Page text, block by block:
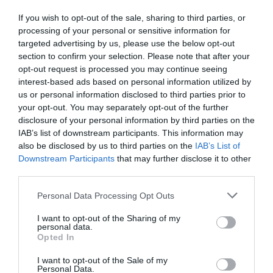
If you wish to opt-out of the sale, sharing to third parties, or
processing of your personal or sensitive information for
targeted advertising by us, please use the below opt-out
section to confirm your selection. Please note that after your
opt-out request is processed you may continue seeing
interest-based ads based on personal information utilized by
us or personal information disclosed to third parties prior to
your opt-out. You may separately opt-out of the further
disclosure of your personal information by third parties on the
IAB’s list of downstream participants. This information may
also be disclosed by us to third parties on the IAB’s List of
Downstream Participants that may further disclose it to other
Please note that this website/app uses one or more Google
not limited to your visit or usage behaviour. You may click to
grant or deny consent to Google and its third-party tags to
use your data for below specified purposes in below Google
consent section.
Personal Data Processing Opt Outs
I want to opt-out of the Sharing of my
personal data.
Opted In
I want to opt-out of the Sale of my
Personal Data.
Magyar Péter szerint ki kell vizsgálni az
esetleges orosz beavatkozásokat a választási
kampányban, valamint a titkosszolgálatok
működését is át kell tekinteni. Úgy fogalmazott:
az elmúlt években sok tapasztalt szakember
hagyta el a szolgálatokat, ezért szükség lenne
a rendszer megerősítésére és a nemzetközi
bizalom helyreállítására.
A beszélgetés végén a miniszterelnök arról
beszélt, hogy továbbra is rendszeresen kíván
interjúkat adni a független sajtónak, mert
fontosnak tartja a folyamatos tájékoztatást.